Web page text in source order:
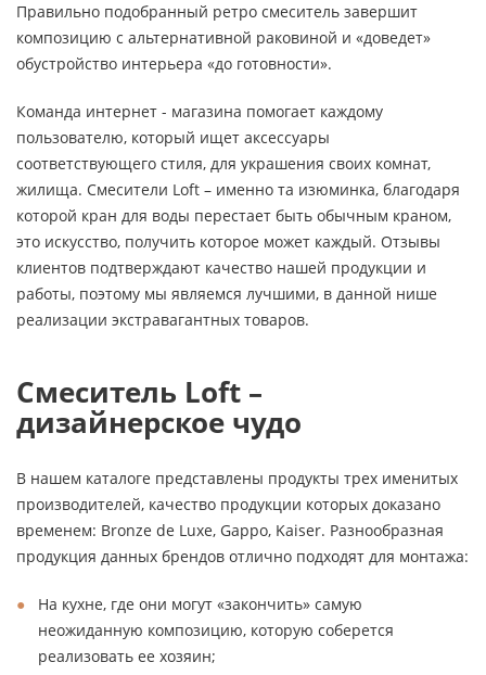
Правильно подобранный ретро смеситель завершит
композицию с альтернативной раковиной и «доведет»
обустройство интерьера «до готовности».
Команда интернет - магазина помогает каждому
пользователю, который ищет аксессуары
соответствующего стиля, для украшения своих комнат,
жилища. Смесители Loft – именно та изюминка, благодаря
которой кран для воды перестает быть обычным краном,
это искусство, получить которое может каждый. Отзывы
клиентов подтверждают качество нашей продукции и
работы, поэтому мы являемся лучшими, в данной нише
реализации экстравагантных товаров.
Смеситель Loft –
дизайнерское чудо
В нашем каталоге представлены продукты трех именитых
производителей, качество продукции которых доказано
временем: Bronze de Luxe, Gappo, Kaiser. Разнообразная
продукция данных брендов отлично подходят для монтажа:
На кухне, где они могут «закончить» самую
неожиданную композицию, которую соберется
реализовать ее хозяин;